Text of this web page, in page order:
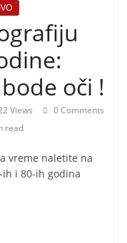
oči !
Views
0 Comments
read
vreme naletite na
ih i 80-ih godina